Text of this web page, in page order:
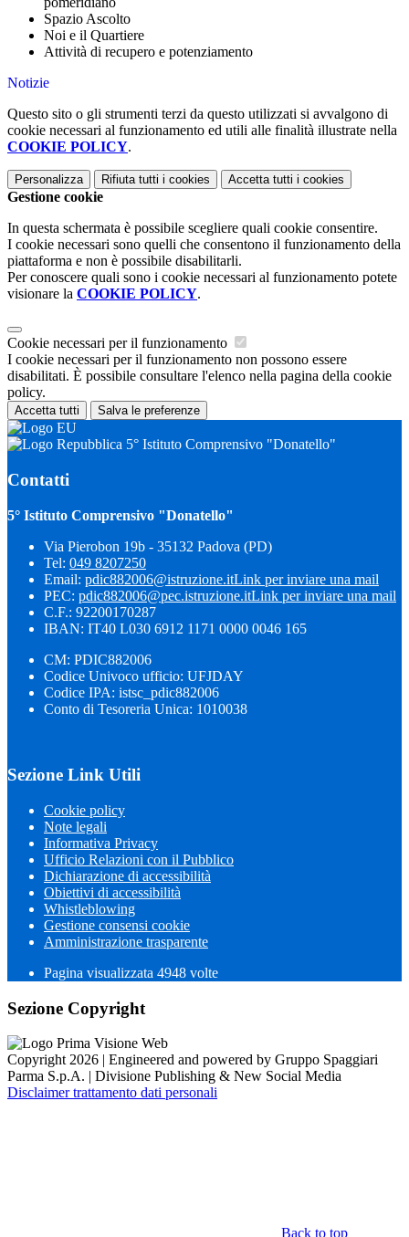
Spazio Ascolto
Noi e il Quartiere
Attività di recupero e potenziamento
Notizie
Questo sito o gli strumenti terzi da questo utilizzati si avvalgono di
cookie necessari al funzionamento ed utili alle finalità illustrate nella
COOKIE POLICY.
Personalizza Rifiuta tutti i cookies Accetta tutti i cookies
Gestione cookie
In questa schermata è possibile scegliere quali cookie consentire.
I cookie necessari sono quelli che consentono il funzionamento della
piattaforma e non è possibile disabilitarli.
Per conoscere quali sono i cookie necessari al funzionamento potete
visionare la COOKIE POLICY.
Cookie necessari per il funzionamento
I cookie necessari per il funzionamento non possono essere
disabilitati. È possibile consultare l'elenco nella pagina della cookie
policy.
Accetta tutti Salva le preferenze
5° Istituto Comprensivo "Donatello"
Contatti
5° Istituto Comprensivo "Donatello"
Via Pierobon 19b - 35132 Padova (PD)
Tel: 049 8207250
Email: pdic882006@istruzione.itLink per inviare una mail
PEC: pdic882006@pec.istruzione.itLink per inviare una mail
C.F.: 92200170287
IBAN: IT40 L030 6912 1171 0000 0046 165
CM: PDIC882006
Codice Univoco ufficio: UFJDAY
Codice IPA: istsc_pdic882006
Conto di Tesoreria Unica: 1010038
Sezione Link Utili
Cookie policy
Note legali
Informativa Privacy
Ufficio Relazioni con il Pubblico
Dichiarazione di accessibilità
Obiettivi di accessibilità
Whistleblowing
Gestione consensi cookie
Amministrazione trasparente
Pagina visualizzata 4948 volte
Sezione Copyright
Copyright 2026 | Engineered and powered by Gruppo Spaggiari
Parma S.p.A. | Divisione Publishing & New Social Media
Disclaimer trattamento dati personali
Back to top